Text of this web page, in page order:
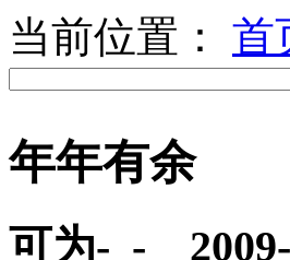
当前位置： 首
年年有余
可为-_-